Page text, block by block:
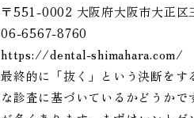
〒551-0002 大阪府大阪市大正区
06-6567-8760
https://dental-shimahara.com/
最終的に「抜く」という決断を
な診査に基づいているかどうか